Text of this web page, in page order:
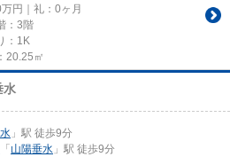
円｜礼：0ヶ月
：3階
：1K
20.25㎡
水
」駅 徒歩9分
「 山陽垂水 」駅 徒歩9分